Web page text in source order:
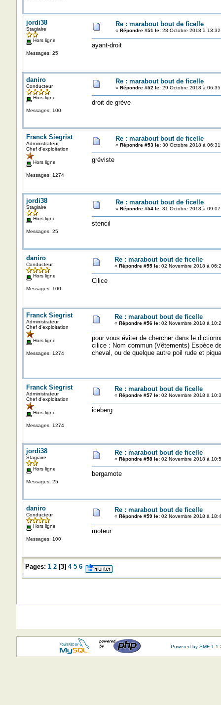
jordi38
Stagiaire
Hors ligne
Messages: 25
Re : marabout bout de ficelle
« Répondre #51 le:28 Octobre 2018 à
ayant-droit
daniro
Conducteur
Hors ligne
Messages: 100
Re : marabout bout de ficelle
« Répondre #52 le:29 Octobre 2018 à
droit de grève
Franck Siegrist
Administrateur
Chef d'exploitation
Hors ligne
Messages: 1274
Re : marabout bout de ficelle
« Répondre #53 le:30 Octobre 2018 à
gréviste
jordi38
Stagiaire
Hors ligne
Messages: 25
Re : marabout bout de ficelle
« Répondre #54 le:31 Octobre 2018 à
stencil
daniro
Conducteur
Hors ligne
Messages: 100
Re : marabout bout de ficelle
« Répondre #55 le:02 Novembre 2018 à
Cilice
Franck Siegrist
Administrateur
Chef d'exploitation
Hors ligne
Messages: 1274
Re : marabout bout de ficelle
« Répondre #56 le:02 Novembre 2018 à
pour vous éviter de chercher dans le
cilice : Nom commun (Vêtements) Espèce
cheval, ou de quelque autre poil rude et
Franck Siegrist
Administrateur
Chef d'exploitation
Hors ligne
Messages: 1274
Re : marabout bout de ficelle
« Répondre #57 le:02 Novembre 2018 à
iceberg
jordi38
Stagiaire
Hors ligne
Messages: 25
Re : marabout bout de ficelle
« Répondre #58 le:02 Novembre 2018 à
bergamote
daniro
Conducteur
Hors ligne
Messages: 100
Re : marabout bout de ficelle
« Répondre #59 le:02 Novembre 2018 à
moteur
Pages: 1 2[3] 4 5 6
Powered by SMF